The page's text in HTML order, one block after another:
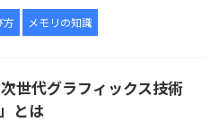
方 メモリの知識
世代グラフィックス技術
とは